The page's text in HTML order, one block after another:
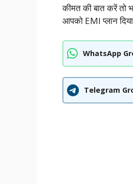
कीमत की बात करें तो
आपको EMI प्लान
WhatsApp
Telegram